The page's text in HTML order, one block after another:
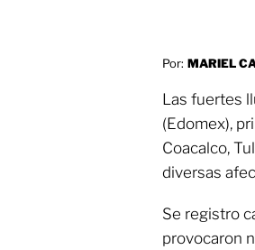
Por: MARIEL
Las fuertes
(Edomex),
Coacalco,
diversas
Se registro
provocaron